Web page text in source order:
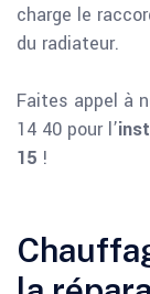
charge le
du radiateur.
Faites appel à
14 40 pour l’
15 !